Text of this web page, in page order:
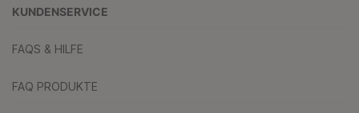
KUNDENSERVICE
FAQS & HILFE
FAQ PRODUKTE